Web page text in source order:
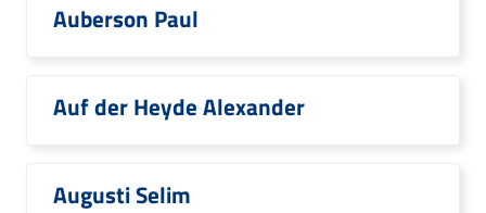
Auberson Paul
Auf der Heyde Alexander
Augusti Selim